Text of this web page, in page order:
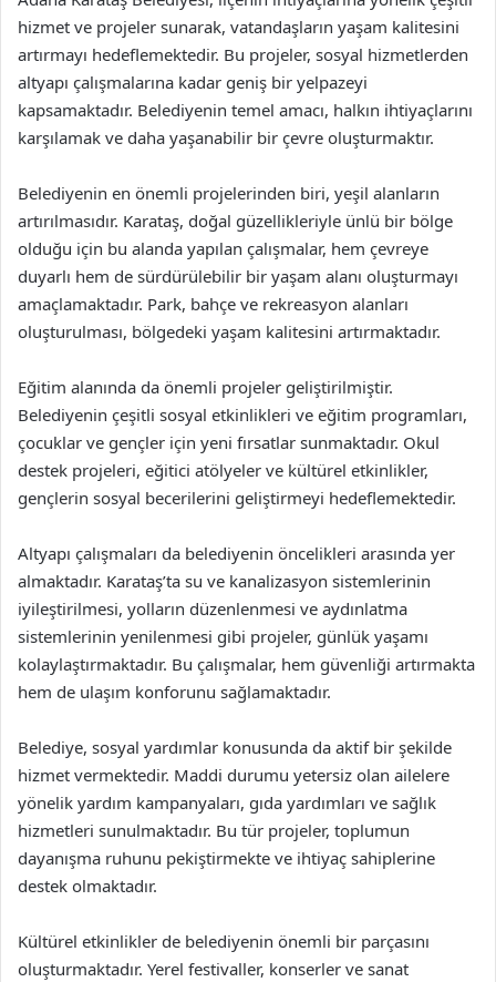
hizmet ve projeler sunarak, vatandaşların yaşam kalitesini
artırmayı hedeflemektedir. Bu projeler, sosyal hizmetlerden
altyapı çalışmalarına kadar geniş bir yelpazeyi
kapsamaktadır. Belediyenin temel amacı, halkın ihtiyaçlarını
karşılamak ve daha yaşanabilir bir çevre oluşturmaktır.
Belediyenin en önemli projelerinden biri, yeşil alanların
artırılmasıdır. Karataş, doğal güzellikleriyle ünlü bir bölge
olduğu için bu alanda yapılan çalışmalar, hem çevreye
duyarlı hem de sürdürülebilir bir yaşam alanı oluşturmayı
amaçlamaktadır. Park, bahçe ve rekreasyon alanları
oluşturulması, bölgedeki yaşam kalitesini artırmaktadır.
Eğitim alanında da önemli projeler geliştirilmiştir.
Belediyenin çeşitli sosyal etkinlikleri ve eğitim programları,
çocuklar ve gençler için yeni fırsatlar sunmaktadır. Okul
destek projeleri, eğitici atölyeler ve kültürel etkinlikler,
gençlerin sosyal becerilerini geliştirmeyi hedeflemektedir.
Altyapı çalışmaları da belediyenin öncelikleri arasında yer
almaktadır. Karataş’ta su ve kanalizasyon sistemlerinin
iyileştirilmesi, yolların düzenlenmesi ve aydınlatma
sistemlerinin yenilenmesi gibi projeler, günlük yaşamı
kolaylaştırmaktadır. Bu çalışmalar, hem güvenliği artırmakta
hem de ulaşım konforunu sağlamaktadır.
Belediye, sosyal yardımlar konusunda da aktif bir şekilde
hizmet vermektedir. Maddi durumu yetersiz olan ailelere
yönelik yardım kampanyaları, gıda yardımları ve sağlık
hizmetleri sunulmaktadır. Bu tür projeler, toplumun
dayanışma ruhunu pekiştirmekte ve ihtiyaç sahiplerine
destek olmaktadır.
Kültürel etkinlikler de belediyenin önemli bir parçasını
oluşturmaktadır. Yerel festivaller, konserler ve sanat